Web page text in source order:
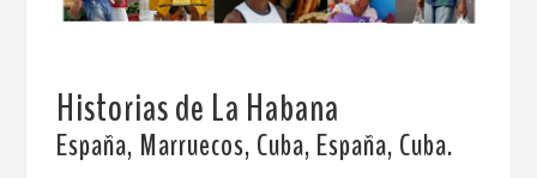
Historias de La Habana
España, Marruecos, Cuba, España, Cuba.